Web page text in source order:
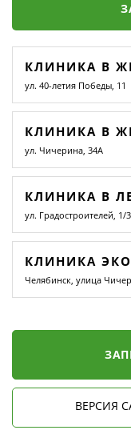
КЛИНИКА В
ул. 40-летия Победы, 11
КЛИНИКА В
ул. Чичерина, 34А
КЛИНИКА В
ул. Градостроителей, 1/3
КЛИНИКА ЭКО
Челябинск, улица
ВЕРСИЯ